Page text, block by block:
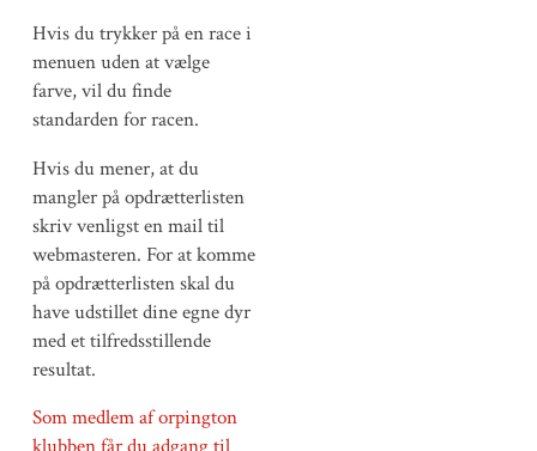
Hvis du trykker på en race i
menuen uden at vælge
farve, vil du finde
standarden for racen.
Hvis du mener, at du
mangler på opdrætterlisten
skriv venligst en mail til
webmasteren. For at komme
på opdrætterlisten skal du
have udstillet dine egne dyr
med et tilfredsstillende
resultat.
Som medlem af orpington